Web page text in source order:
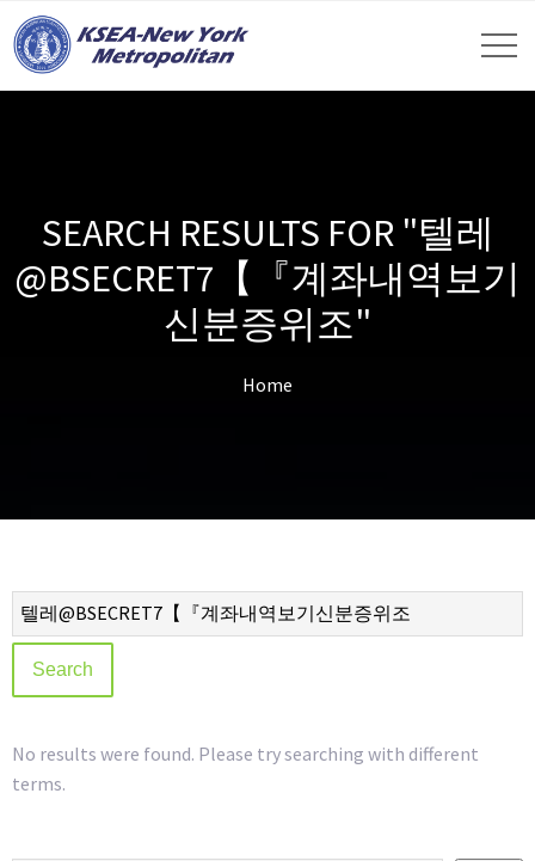
SEARCH RESULTS FOR "텔레
@BSECRET7【『계좌내역보기
신분증위조"
Home
No results were found. Please try searching with different
terms.